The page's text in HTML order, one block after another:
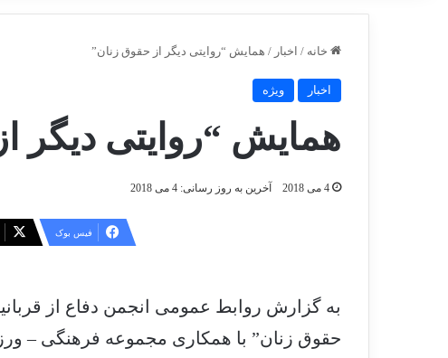
خانه / اخبار / همایش “روایتی دیگر از حقوق زنان”
اخبار ویژه
همایش “روایتی دیگر
4 می 2018 آخرین به روز رسانی: 4 می 2018
فیس بوک
به گزارش روابط عمومی انجمن دفاع از
حقوق زنان” با همکاری مجموعه فرهنگی –